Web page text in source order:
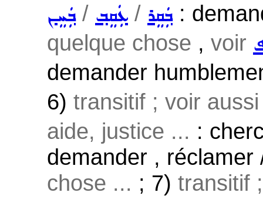
ܒܲܚܸܢ/ ܥܲܩܸܒ݂ / ܒܲܩܸܪ:
quelque chose , voir
demander
6) transitif ; voir
aide, justice ... :
demander ,
chose ... ; 7) transitif